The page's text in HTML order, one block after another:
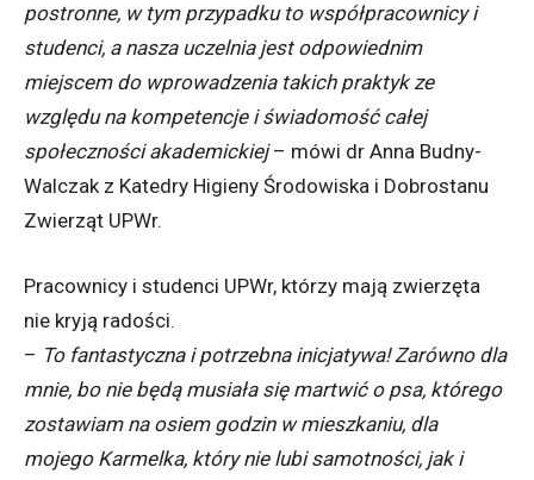
postronne, w tym przypadku to współpracownicy i
studenci, a nasza uczelnia jest odpowiednim
miejscem do wprowadzenia takich praktyk ze
względu na kompetencje i świadomość całej
społeczności akademickiej– mówi dr Anna Budny-
Walczak z Katedry Higieny Środowiska i Dobrostanu
Zwierząt UPWr.
Pracownicy i studenci UPWr, którzy mają zwierzęta
nie kryją radości.
– To fantastyczna i potrzebna inicjatywa! Zarówno dla
mnie, bo nie będą musiała się martwić o psa, którego
zostawiam na osiem godzin w mieszkaniu, dla
mojego Karmelka, który nie lubi samotności, jak i